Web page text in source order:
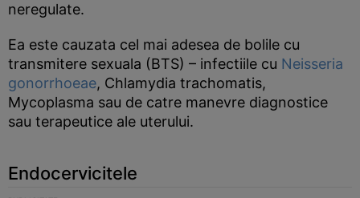
neregulate.
Ea este cauzata cel mai adesea de bolile cu
transmitere sexuala (BTS) – infectiile cu Neisseria
gonorrhoeae, Chlamydia trachomatis,
Mycoplasma sau de catre manevre diagnostice
sau terapeutice ale uterului.
Endocervicitele